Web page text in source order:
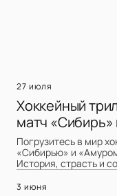
27 июля
Хоккейный
матч
Погрузитесь в мир
«Сибирью» и
История, страсть и
3 июня